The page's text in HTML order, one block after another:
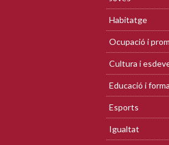
Habitatge
Ocupació i
Cultura i
Educació i
Esports
Igualtat